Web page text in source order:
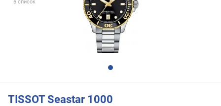
в список
TISSOT Seastar 1000